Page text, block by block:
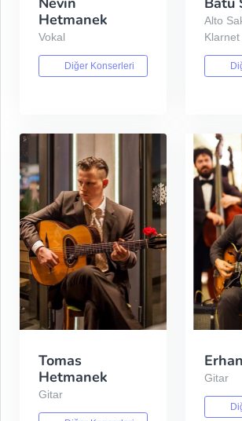
Hetmanek
Vokal
Diğer Konserleri
Alto
Klarnet
Tomas
Hetmanek
Gitar
Gitar